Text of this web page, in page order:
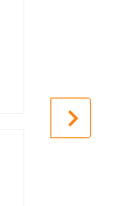
keyboard_arrow_right